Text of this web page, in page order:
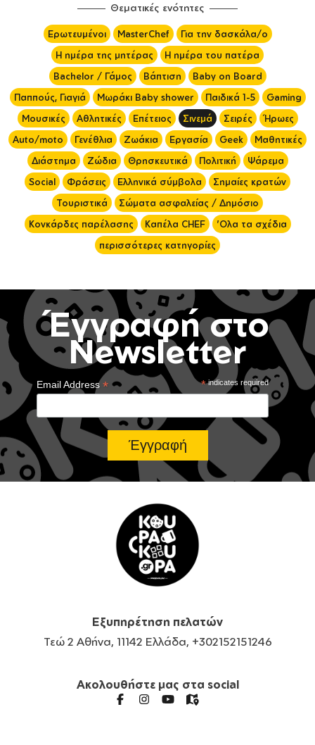
Θεματικές ενότητες
Ερωτευμένοι MasterChef
Για την δασκάλα/ο
Η ημέρα της μητέρας
Η ημέρα του πατέρα
Bachelor / Γάμος
Βάπτιση
Baby on Board
Παππούς, Γιαγιά
Μωράκι Baby shower Παιδικά 1-5
Gaming
Μουσικές
Αθλητικές Επέτειος Σινεμά Σειρές
Ήρωες
Auto/moto
Γενέθλια Ζωάκια Εργασία Geek
Μαθητικές
Διάστημα
Ζώδια Θρησκευτικά Πολιτική
Ψάρεμα
Social
Φράσεις Ελληνικά σύμβολα
Σημαίες κρατών
Τουριστικά
Σώματα ασφαλείας / Δημόσιο
Κονκάρδες παρέλασης
Καπέλα CHEF
'Ολα τα σχέδια
περισσότερες κατηγορίες
Έγγραφή στο
Newsletter
*indicates required
Email Address*
Εξυπηρέτηση πελατών
Τεώ 2 Αθήνα, 11142 Ελλάδα, +302152151246
Ακολουθήστε μας στα social